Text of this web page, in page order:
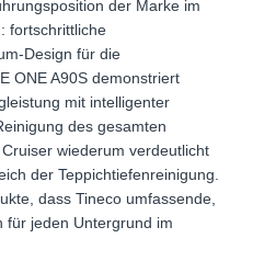
der Marke im
fortschrittliche
Design für die
ONE A90S demonstriert
mit intelligenter
des gesamten
wiederum verdeutlicht
der Teppichtiefenreinigung.
dass Tineco umfassende,
für jeden Untergrund im